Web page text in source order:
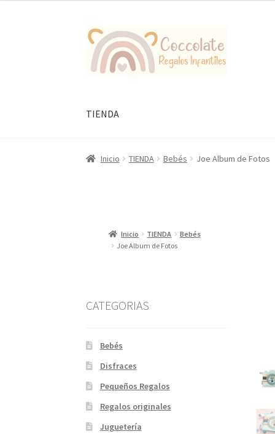
Ir
la
Ir
al
contenido
TIENDA
Inicio TIENDA Bebés Joe Album de Fotos
Inicio TIENDA
Bebés
Joe Album de Fotos
CATEGORIAS
Bebés
Disfraces
Pequeños Regalos
Regalos originales
Juguetería